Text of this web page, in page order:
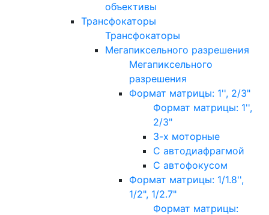
объективы
Трансфокаторы
Трансфокаторы
Мегапиксельного разрешения
Мегапиксельного
разрешения
Формат матрицы: 1'', 2/3"
Формат матрицы: 1'',
2/3"
3-х моторные
С автодиафрагмой
С автофокусом
Формат матрицы: 1/1.8'',
1/2", 1/2.7"
Формат матрицы: